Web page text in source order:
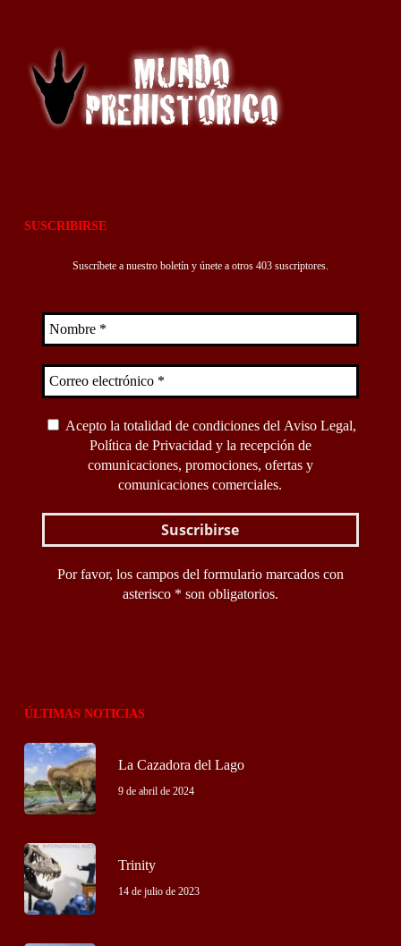
SUSCRIBIRSE
Suscríbete a nuestro boletín y únete a otros 403 suscriptores.
Acepto la totalidad de condiciones del Aviso Legal,
Política de Privacidad y la recepción de
comunicaciones, promociones, ofertas y
comunicaciones comerciales.
Por favor, los campos del formulario marcados con
asterisco * son obligatorios.
ÚLTIMAS NOTICIAS
La Cazadora del Lago
9 de abril de 2024
Trinity
14 de julio de 2023